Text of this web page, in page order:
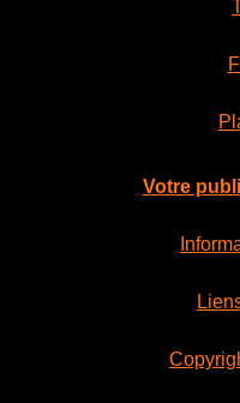
Votre